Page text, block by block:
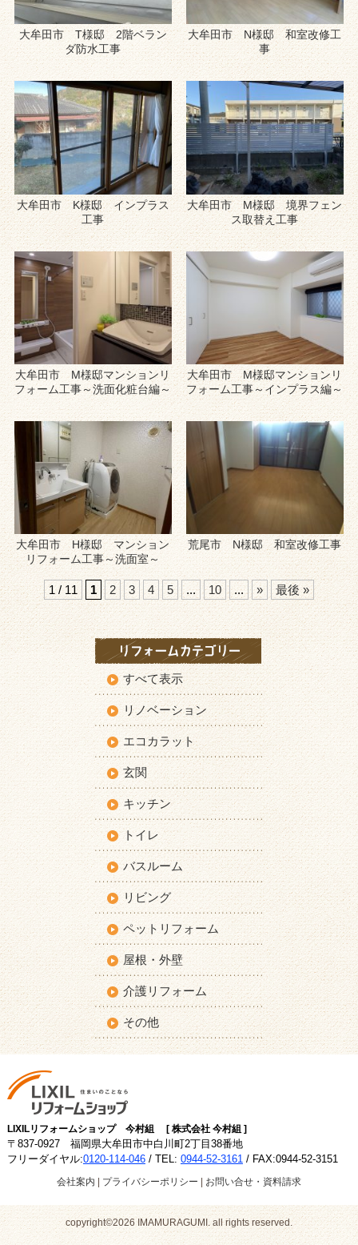
大牟田市 T様邸 2階ベラン
ダ防水工事
大牟田市 N様邸 和室改修工
事
大牟田市 K様邸 インプラス
工事
大牟田市 M様邸 境界フェン
ス取替え工事
大牟田市 M様邸マンションリ
フォーム工事～洗面化粧台編～
大牟田市 M様邸マンションリ
フォーム工事～インプラス編～
大牟田市 H様邸 マンション
リフォーム工事～洗面室～
荒尾市 N様邸 和室改修工事
1 / 11 1 2 3 4 5 ... 10 ... » 最後 »
すべて表示
リノベーション
エコカラット
玄関
キッチン
トイレ
バスルーム
リビング
ペットリフォーム
屋根・外壁
介護リフォーム
その他
LIXILリフォームショップ 今村組 [ 株式会社 今村組 ]
〒837-0927 福岡県大牟田市中白川町2丁目38番地
フリーダイヤル:0120-114-046/ TEL: 0944-52-3161/ FAX:0944-52-3151
会社案内 プライバシーポリシー お問い合せ・資料請求
copyright©2026 IMAMURAGUMI. all rights reserved.